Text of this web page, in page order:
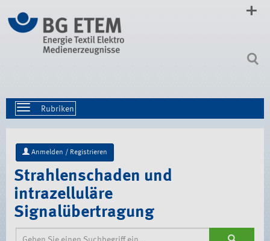
zum
Inhalt
Toggle
navigation
Anmelden / Registrieren
Strahlenschaden und
intrazelluläre
Signalübertragung